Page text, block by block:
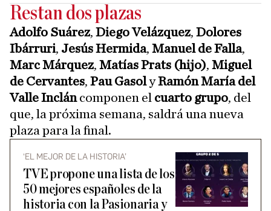
Restan dos plazas
Adolfo Suárez, Diego Velázquez, Dolores
Ibárruri, Jesús Hermida, Manuel de Falla,
Marc Márquez, Matías Prats (hijo), Miguel
de Cervantes, Pau GasolyRamón María del
Valle Incláncomponen el cuarto grupo, del
que, la próxima semana, saldrá una nueva
plaza para la final.
‘EL MEJOR DE LA HISTORIA’
TVE propone una lista de los
50 mejores españoles de la
historia con la Pasionaria y